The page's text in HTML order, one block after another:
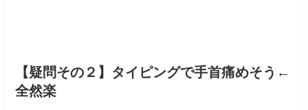
【疑問その２】タイピングで手首痛めそう←
全然楽